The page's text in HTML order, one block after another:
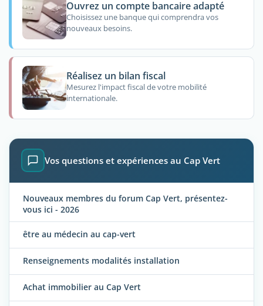
Ouvrez un compte bancaire adapté
Choisissez une banque qui comprendra vos
nouveaux besoins.
Réalisez un bilan fiscal
Mesurez l'impact fiscal de votre mobilité
internationale.
Vos questions et expériences au Cap Vert
Nouveaux membres du forum Cap Vert, présentez-
vous ici - 2026
être au médecin au cap-vert
Renseignements modalités installation
Achat immobilier au Cap Vert